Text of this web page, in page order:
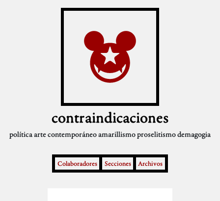
contraindicaciones
políticaarte contemporáneoamarillismoproselitismodemagogia
Colaboradores Secciones Archivos